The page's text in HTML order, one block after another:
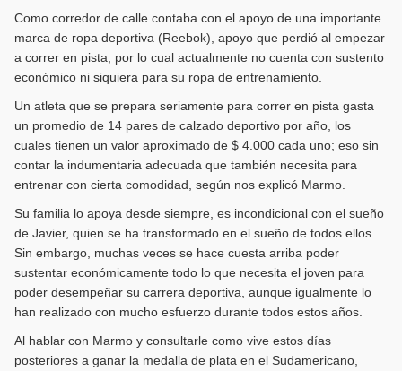
Como corredor de calle contaba con el apoyo de una importante
marca de ropa deportiva (Reebok), apoyo que perdió al empezar
a correr en pista, por lo cual actualmente no cuenta con sustento
económico ni siquiera para su ropa de entrenamiento.
Un atleta que se prepara seriamente para correr en pista gasta
un promedio de 14 pares de calzado deportivo por año, los
cuales tienen un valor aproximado de $ 4.000 cada uno; eso sin
contar la indumentaria adecuada que también necesita para
entrenar con cierta comodidad, según nos explicó Marmo.
Su familia lo apoya desde siempre, es incondicional con el sueño
de Javier, quien se ha transformado en el sueño de todos ellos.
Sin embargo, muchas veces se hace cuesta arriba poder
sustentar económicamente todo lo que necesita el joven para
poder desempeñar su carrera deportiva, aunque igualmente lo
han realizado con mucho esfuerzo durante todos estos años.
Al hablar con Marmo y consultarle como vive estos días
posteriores a ganar la medalla de plata en el Sudamericano,